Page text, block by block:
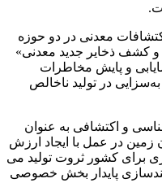
معدنی در دو حوزه
و کشف ذخایر جدید معدنی»
و پایش مخاطرات
در تولید ناخالص
و اکتشافی به عنوان
زمین در عمل با ایجاد ارزش
برای کشور ثروت تولید می­‌
پایدار بخش خصوصی